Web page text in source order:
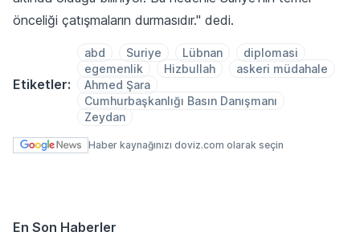
önceliği çatışmaların durmasıdır." dedi.
Etiketler:
abd Suriye Lübnan
diplomasi
egemenlik
Hizbullah
askeri müdahale
Ahmed Şara
Cumhurbaşkanlığı Basın Danışmanı
Zeydan
Haber kaynağınızı doviz.com olarak seçin
En Son Haberler